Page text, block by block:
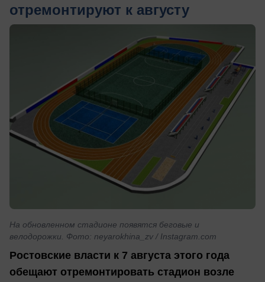
отремонтируют к августу
На обновленном стадионе появятся беговые и
велодорожки. Фото: neyarokhina_zv / Instagram.com
Ростовские власти к 7 августа этого года
обещают отремонтировать стадион возле